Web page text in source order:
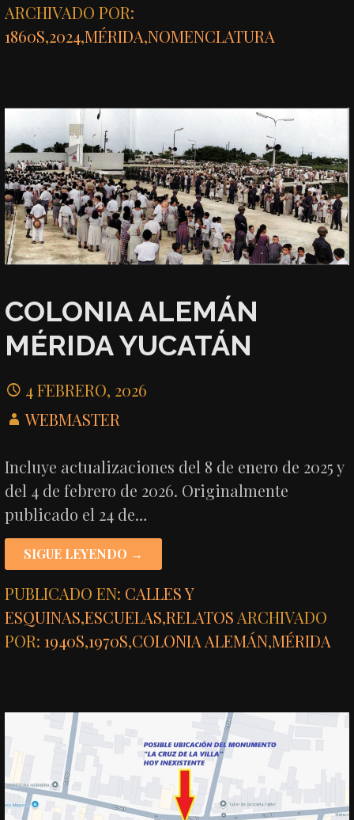
ARCHIVADO POR:
1860S,2024,MÉRIDA,NOMENCLATURA
COLONIA ALEMÁN
MÉRIDA YUCATÁN
4 FEBRERO, 2026
WEBMASTER
Incluye actualizaciones del 8 de enero de 2025 y
del 4 de febrero de 2026. Originalmente
publicado el 24 de…
SIGUE LEYENDO →
PUBLICADO EN: CALLES Y
ESQUINAS,ESCUELAS,RELATOS ARCHIVADO
POR:1940S,1970S,COLONIA ALEMÁN,MÉRIDA